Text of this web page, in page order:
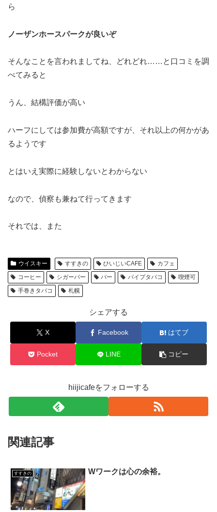
ら
ノーザンホースパークが良いぞ
そんなことを言われましてね、どれどれ……と口コミを調
べてみると
うん、結構評価が高い
ハーフにしては参加費が高額ですが、それ以上の何かがあ
るようです
とはいえ実際に経験しないとわからない
なので、偵察も兼ねて行ってきます
それでは、また
ウイスキー すすきの ひいじいCAFE
カフェ
コーヒー
シガーバー バー パイプタバコ
喫煙可
手巻きタバコ
札幌
シェアする
X Facebook はてブ
Pocket LINE コピー
hiijicafeをフォローする
関連記事
すすきの Wワークは心の余裕。